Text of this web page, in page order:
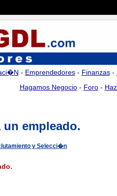
- Emprendedores- Finanzas-
Hagamos Negocio- Foro-
un empleado.
y Selecci�n